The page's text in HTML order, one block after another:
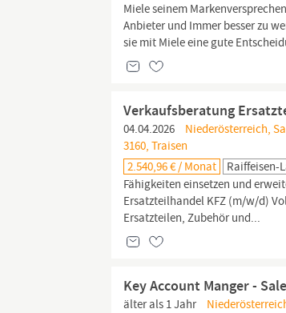
Miele seinem
Anbieter und Immer besser zu
sie mit Miele eine gute
Verkaufsberatung
04.04.2026
Niederösterreich,
3160, Traisen
2.540,96 € / Monat
Raiffeisen-
Fähigkeiten einsetzen und
Ersatzteilhandel KFZ (m/w/d)
Ersatzteilen, Zubehör und...
Key Account Manger -
älter als 1 Jahr